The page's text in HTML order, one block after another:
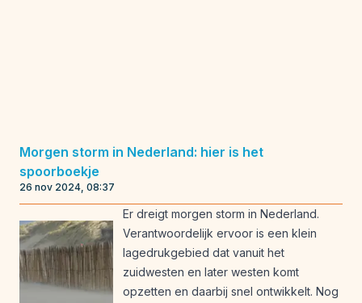
Morgen storm in Nederland: hier is het
spoorboekje
26 nov 2024, 08:37
Er dreigt morgen storm in Nederland.
Verantwoordelijk ervoor is een klein
lagedrukgebied dat vanuit het
zuidwesten en later westen komt
opzetten en daarbij snel ontwikkelt. Nog